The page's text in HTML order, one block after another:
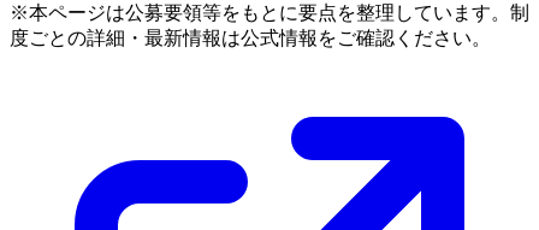
※本ページは公募要領等をもとに要点を整理しています。制
度ごとの詳細・最新情報は公式情報をご確認ください。